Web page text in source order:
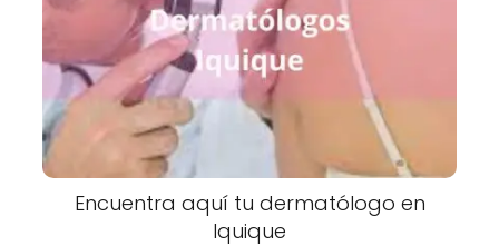
Encuentra aquí tu dermatólogo en
Iquique